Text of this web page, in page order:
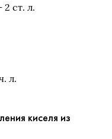
ст. л.
л.
киселя из